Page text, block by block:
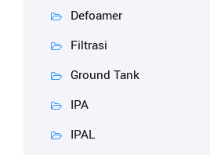
Defoamer
Filtrasi
Ground Tank
IPA
IPAL